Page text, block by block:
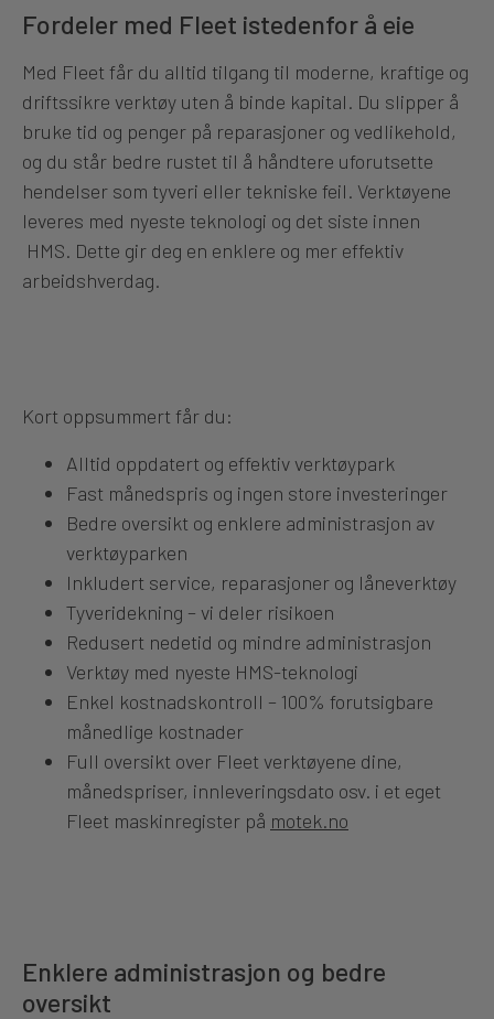
Fordeler med Fleet istedenfor å eie
Med Fleet får du alltid tilgang til moderne, kraftige og
driftssikre verktøy uten å binde kapital. Du slipper å
bruke tid og penger på reparasjoner og vedlikehold,
og du står bedre rustet til å håndtere uforutsette
hendelser som tyveri eller tekniske feil. Verktøyene
leveres med nyeste teknologi og det siste innen
HMS. Dette gir deg en enklere og mer effektiv
arbeidshverdag.
Kort oppsummert får du:
Alltid oppdatert og effektiv verktøypark
Fast månedspris og ingen store investeringer
Bedre oversikt og enklere administrasjon av
verktøyparken
Inkludert service, reparasjoner og låneverktøy
Tyveridekning – vi deler risikoen
Redusert nedetid og mindre administrasjon
Verktøy med nyeste HMS-teknologi
Enkel kostnadskontroll – 100% forutsigbare
månedlige kostnader
Full oversikt over Fleet verktøyene dine,
månedspriser, innleveringsdato osv. i et eget
Fleet maskinregister på motek.no
Enklere administrasjon og bedre
oversikt